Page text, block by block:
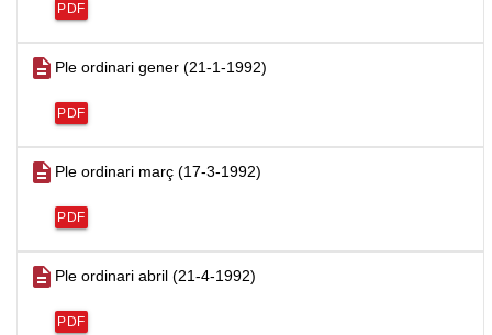
PDF
description Ple ordinari gener (21-1-1992)
PDF
description Ple ordinari març (17-3-1992)
PDF
description Ple ordinari abril (21-4-1992)
PDF